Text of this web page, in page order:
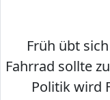
Früh übt
Fahrrad sollte
Politik wird